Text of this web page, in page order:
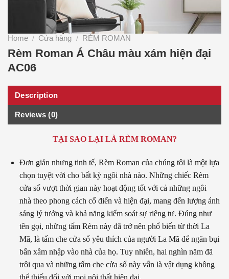
Home / Cửa hàng / RÈM ROMAN
Rèm Roman Á Châu màu xám hiện đại
AC06
Description
Reviews (0)
TẠI SAO LẠI LÀ RÈM ROMAN?
Đơn giản nhưng tinh tế, Rèm Roman của chúng tôi là một lựa
chọn tuyệt vời cho bất kỳ ngôi nhà nào. Những chiếc Rèm
cửa sổ vượt thời gian này hoạt động tốt với cả những ngôi
nhà theo phong cách cổ điển và hiện đại, mang đến lượng ánh
sáng lý tưởng và khả năng kiểm soát sự riêng tư. Đúng như
tên gọi, những tấm Rèm này đã trở nên phổ biến từ thời La
Mã, là tấm che cửa sổ yêu thích của người La Mã để ngăn bụi
bẩn xâm nhập vào nhà của họ. Tuy nhiên, hai nghìn năm đã
trôi qua và những tấm che cửa sổ này vẫn là vật dụng không
thể thiếu đối với mọi nội thất hiện đại.